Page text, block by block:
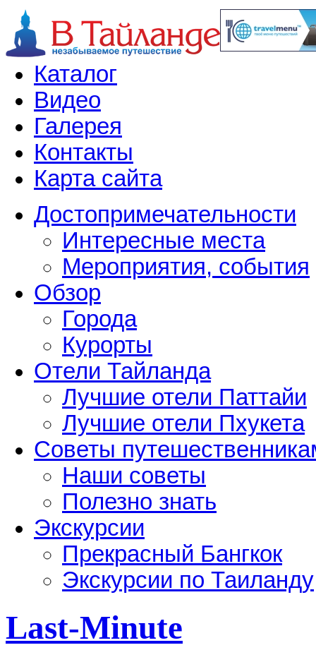
Каталог
Видео
Галерея
Контакты
Карта сайта
Достопримечательности
Интересные места
Мероприятия, события
Обзор
Города
Курорты
Отели Тайланда
Лучшие отели Паттайи
Лучшие отели Пхукета
Советы
Наши советы
Полезно знать
Экскурсии
Прекрасный Бангкок
Экскурсии по Таиланду
Last-Minute